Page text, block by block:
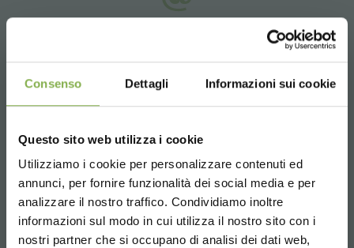
Consenso Dettagli Informazioni sui cookie
Questo sito web utilizza i cookie
Utilizziamo i cookie per personalizzare contenuti ed
annunci, per fornire funzionalità dei social media e per
analizzare il nostro traffico. Condividiamo inoltre
informazioni sul modo in cui utilizza il nostro sito con i
nostri partner che si occupano di analisi dei dati web,
Informations requises
info@orlandelli.it
Téléphone
De lundi à vendredi
08:30 - 13:00
ENTREZ DANS NOTRE
UNIVERS!
Un petit cadeau pour vous...